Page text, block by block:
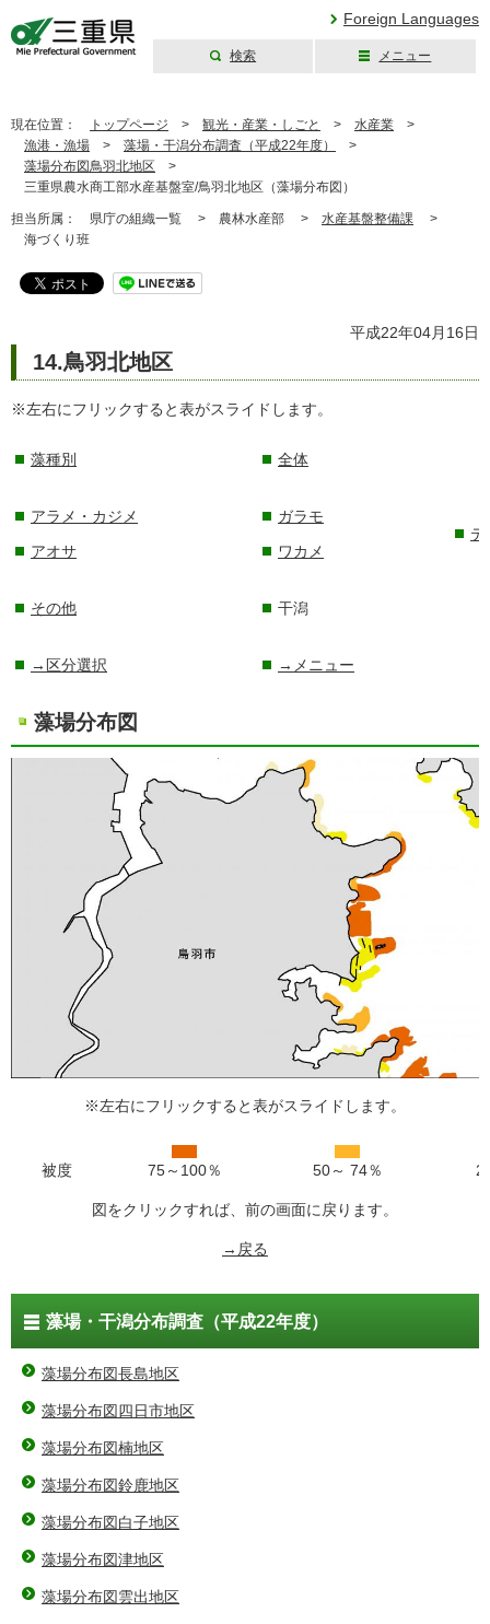
Foreign Languages
検索 メニュー
現在位置： トップページ > 観光・産業・しごと > 水産業 >
漁港・漁場 > 藻場・干潟分布調査（平成22年度）
>
藻場分布図鳥羽北地区 >
三重県農水商工部水産基盤室/鳥羽北地区（藻場分布図）
担当所属： 県庁の組織一覧 > 農林水産部 > 水産基盤整備課 >
海づくり班
平成22年04月16日
14.鳥羽北地区
※左右にフリックすると表がスライドします。
藻種別 全体
アラメ・カジメ
アオサ
ガラモ
ワカメ
テ
その他 干潟
→区分選択 →メニュー
藻場分布図
※左右にフリックすると表がスライドします。
被度 75～100％ 50～ 74％
図をクリックすれば、前の画面に戻ります。
→戻る
藻場・干潟分布調査（平成22年度）
藻場分布図長島地区
藻場分布図四日市地区
藻場分布図楠地区
藻場分布図鈴鹿地区
藻場分布図白子地区
藻場分布図津地区
藻場分布図雲出地区